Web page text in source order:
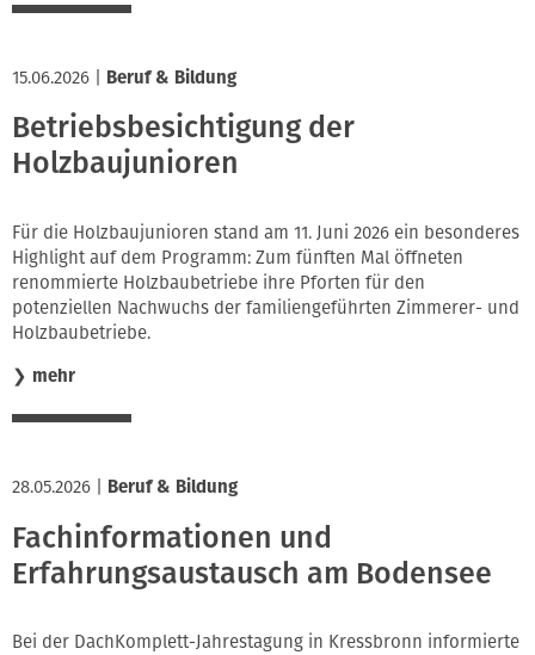
15.06.2026 Beruf & Bildung
Betriebsbesichtigung der
Holzbaujunioren
Für die Holzbaujunioren stand am 11. Juni 2026 ein besonderes
Highlight auf dem Programm: Zum fünften Mal öffneten
renommierte Holzbaubetriebe ihre Pforten für den
potenziellen Nachwuchs der familiengeführten Zimmerer- und
Holzbaubetriebe.
❯ mehr
28.05.2026 Beruf & Bildung
Fachinformationen und
Erfahrungsaustausch am Bodensee
Bei der DachKomplett-Jahrestagung in Kressbronn informierte